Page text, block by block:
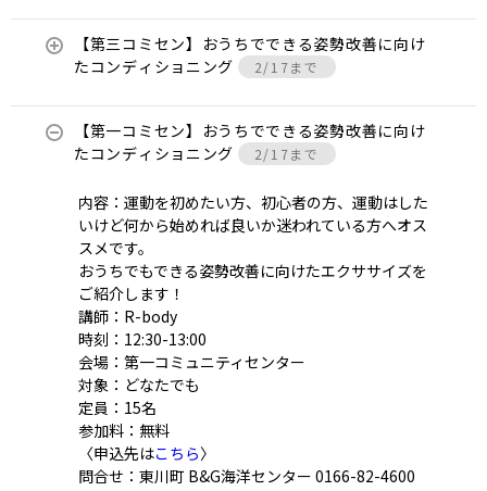
【第三コミセン】おうちでできる姿勢改善に向け
たコンディショニング
2/17まで
【第一コミセン】おうちでできる姿勢改善に向け
たコンディショニング
2/17まで
内容：運動を初めたい方、初心者の方、運動はした
いけど何から始めれば良いか迷われている方へオス
スメです。
おうちでもできる姿勢改善に向けたエクササイズを
ご紹介します！
講師：R-body
時刻：12:30-13:00
会場：第一コミュニティセンター
対象：どなたでも
定員：15名
参加料：無料
〈申込先はこちら〉
問合せ：東川町 B&G海洋センター 0166-82-4600